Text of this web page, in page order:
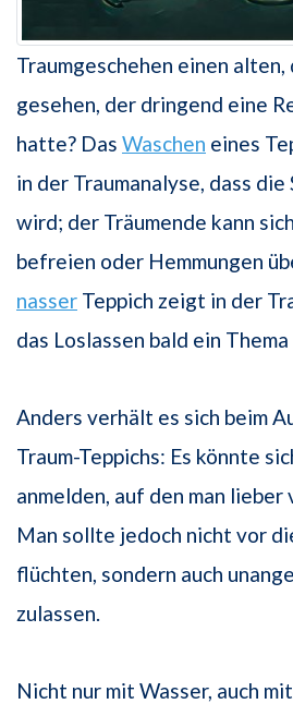
Traumgeschehen einen
gesehen, der dringend eine
hatte? Das Waschen eines
in der Traumanalyse, dass
wird; der Träumende kann
befreien oder Hemmungen
nasser Teppich zeigt in der
das Loslassen bald ein
Anders verhält es sich beim
Traum-Teppichs: Es könnte
anmelden, auf den man
Man sollte jedoch nicht vor
flüchten, sondern auch
zulassen.
Nicht nur mit Wasser, auch